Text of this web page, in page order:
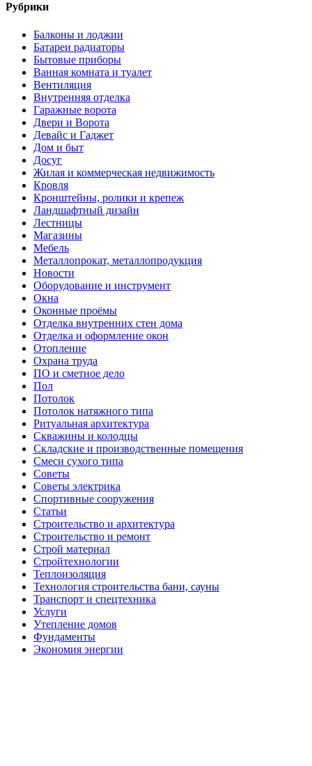
Рубрики
Балконы и лоджии
Батареи радиаторы‎
Бытовые приборы
Ванная комната и туалет
Вентиляция
Внутренняя отделка
Гаражные ворота
Двери и Ворота
Девайс и Гаджет
Дом и быт
Досуг
Жилая и коммерческая недвижимость
Кровля
Кронштейны, ролики и крепеж
Ландшафтный дизайн
Лестницы
Магазины
Мебель
Металлопрокат, металлопродукция
Новости
Оборудование и инструмент
Окна
Оконные проёмы
Отделка внутренних стен дома
Отделка и оформление окон
Отопление
Охрана труда
ПО и сметное дело
Пол
Потолок
Потолок натяжного типа
Ритуальная архитектура
Скважины и колодцы
Складские и производственные помещения
Смеси сухого типа
Советы
Советы электрика
Спортивные сооружения
Статьи
Строительство и архитектура
Строительство и ремонт
Строй материал
Стройтехнологии
Теплоизоляция
Технология строительства бани, сауны
Транспорт и спецтехника
Услуги
Утепление домов
Фундаменты
Экономия энергии